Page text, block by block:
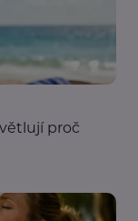
proč